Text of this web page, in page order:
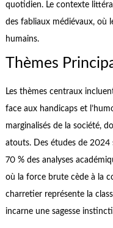
quotidien. Le contexte
des fabliaux médiévaux, où
humains.
Thèmes
Les thèmes centraux
face aux handicaps et
marginalisés de la société,
atouts. Des études de
70 % des analyses
où la force brute cède à la
charretier représente la
incarne une sagesse